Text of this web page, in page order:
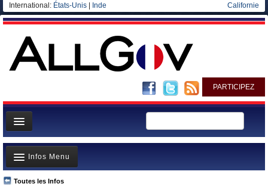
International: États-Unis Inde Californie
PARTICIPEZ
Page d'accueil
Infos
Gouvernement
Toutes les Infos
Infos Menu
A la Une